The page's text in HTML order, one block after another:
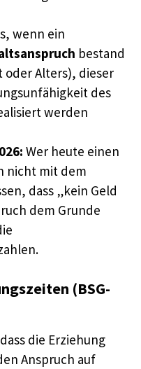
wenn ein
bestand
oder Alters), dieser
des
werden
Wer heute einen
nicht mit dem
dass „kein Geld
dem Grunde
(BSG-
die Erziehung
Anspruch auf